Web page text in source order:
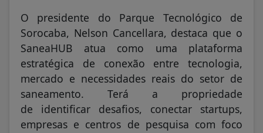
O presidente do Parque Tecnológico de
Sorocaba, Nelson Cancellara, destaca que o
SaneaHUB atua como uma plataforma
estratégica de conexão entre tecnologia,
mercado e necessidades reais do setor de
saneamento. Terá a propriedade
de identificar desafios, conectar startups,
empresas e centros de pesquisa com foco